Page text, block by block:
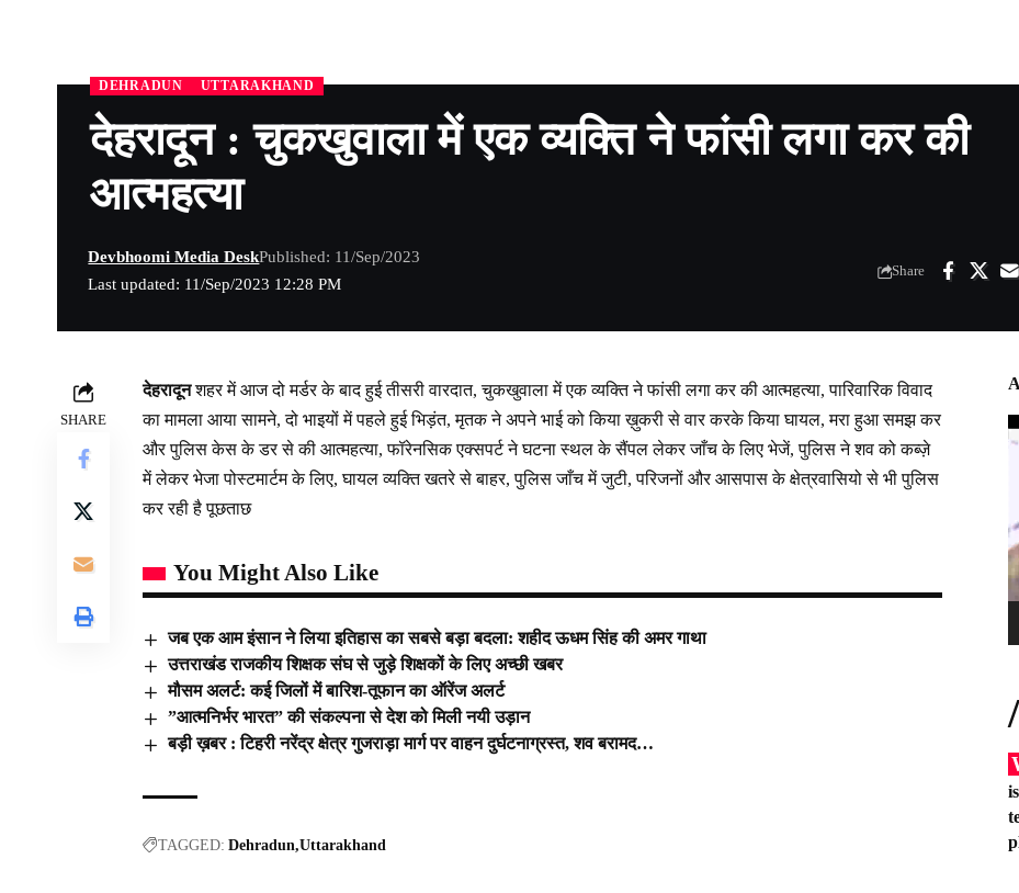
DEHRADUN UTTARAKHAND
देहरादून : चुकखुवाला में एक व्यक्ति ने फांसी लगा कर की
आत्महत्या
Last updated: 11/Sep/2023 12:28 PM
Devbhoomi Media DeskPublished: 11/Sep/2023
Share
SHARE
देहरादूनशहर में आज दो मर्डर के बाद हुई तीसरी वारदात, चुकखुवाला में एक व्यक्ति ने फांसी लगा कर की आत्महत्या, पारिवारिक विवाद
का मामला आया सामने, दो भाइयों में पहले हुई भिड़ंत, मृतक ने अपने भाई को किया ख़ुकरी से वार करके किया घायल, मरा हुआ समझ कर
और पुलिस केस के डर से की आत्महत्या, फॉरेनसिक एक्सपर्ट ने घटना स्थल के सैंपल लेकर जाँच के लिए भेजें, पुलिस ने शव को कब्ज़े
में लेकर भेजा पोस्टमार्टम के लिए, घायल व्यक्ति खतरे से बाहर, पुलिस जाँच में जुटी, परिजनों और आसपास के क्षेत्रवासियो से भी पुलिस
कर रही है पूछताछ
You Might Also Like
जब एक आम इंसान ने लिया इतिहास का सबसे बड़ा बदला: शहीद ऊधम सिंह की अमर गाथा
उत्तराखंड राजकीय शिक्षक संघ से जुड़े शिक्षकों के लिए अच्छी खबर
मौसम अलर्ट: कई जिलों में बारिश-तूफान का ऑरेंज अलर्ट
”आत्मनिर्भर भारत” की संकल्पना से देश को मिली नयी उड़ान
बड़ी ख़बर : टिहरी नरेंद्र क्षेत्र गुजराड़ा मार्ग पर वाहन दुर्घटनाग्रस्त, शव बरामद…
TAGGED: Dehradun Uttarakhand